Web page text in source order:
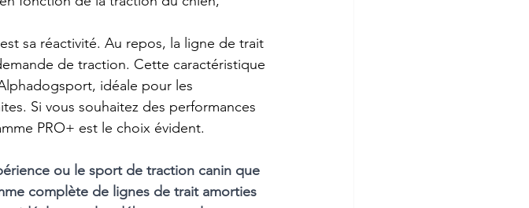
sa réactivité. Au repos, la ligne de trait
de traction. Cette caractéristique
idéale pour les
Si vous souhaitez des performances
PRO+ est le choix évident.
ou le sport de traction canin que
complète de lignes de trait amorties